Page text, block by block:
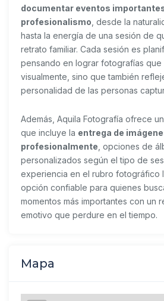
documentar eventos
profesionalismo , desde la
hasta la energía de una sesión de
retrato familiar. Cada sesión es
pensando en lograr fotografías que
visualmente, sino que también
personalidad de las personas
Además, Aquila Fotografía ofrece
que incluye la entrega de
profesionalmente , opciones de
personalizados según el tipo de
experiencia en el rubro fotográfico
opción confiable para quienes
momentos más importantes con un
emotivo que perdure en el tiempo.
Mapa